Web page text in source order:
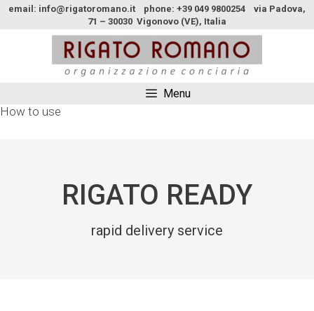
email: info@rigatoromano.it phone: +39 049 9800254 via Padova,
71 – 30030 Vigonovo (VE), Italia
Menu
How to use
RIGATO READY
rapid delivery service